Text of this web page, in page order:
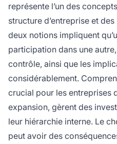
représente l’un des
structure d’entreprise et
deux notions impliquent
participation dans une
contrôle, ainsi que les
considérablement.
crucial pour les entreprises
expansion, gèrent des
leur hiérarchie interne. Le
peut avoir des